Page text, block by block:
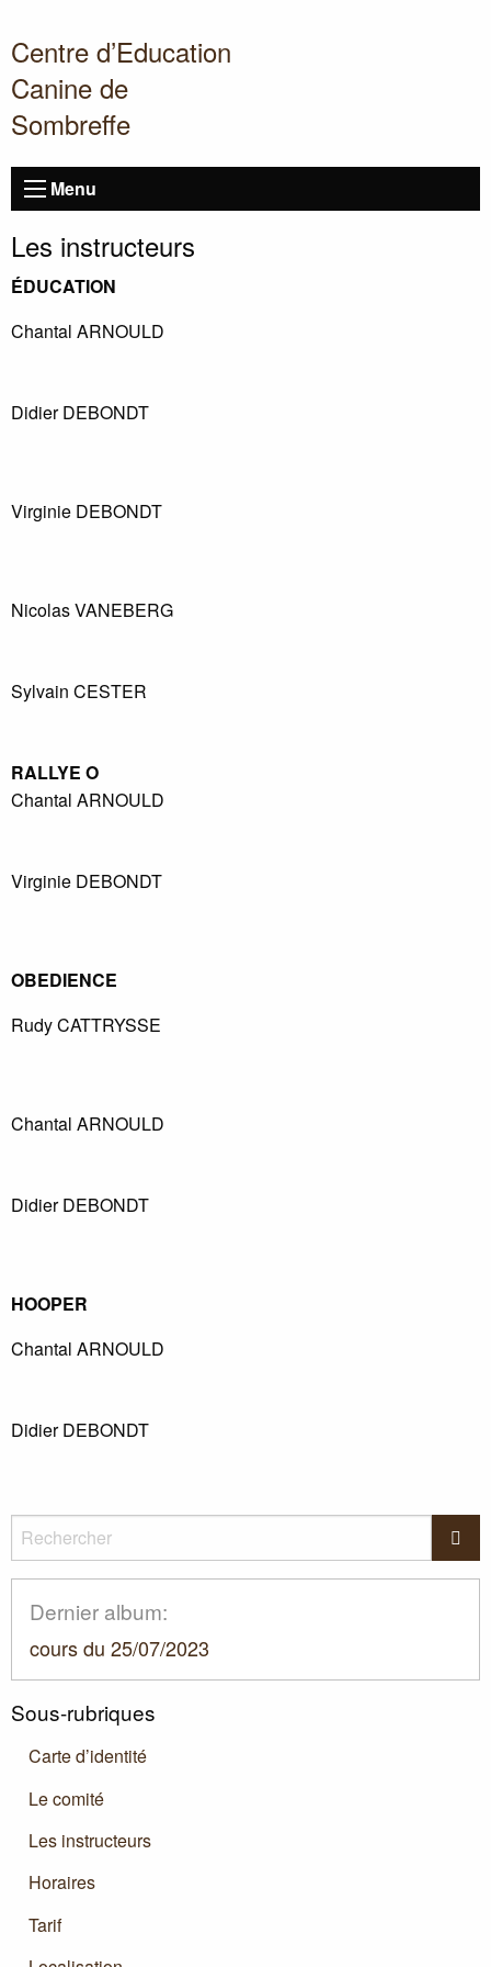
Centre d’Education
Canine de
Sombreffe
Menu
Les instructeurs
ÉDUCATION
Chantal ARNOULD
DidierDEBONDT
Virginie DEBONDT
NicolasVANEBERG
Sylvain CESTER
RALLYE O
Chantal ARNOULD
Virginie DEBONDT
OBEDIENCE
RudyCATTRYSSE
Chantal ARNOULD
DidierDEBONDT
HOOPER
Chantal ARNOULD
DidierDEBONDT
Rechercher
Dernier album:
cours du 25/07/2023
Sous-rubriques
Carte d’identité
Le comité
Les instructeurs
Horaires
Tarif